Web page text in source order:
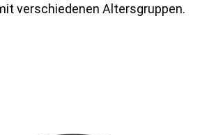
verschiedenen Altersgruppen.